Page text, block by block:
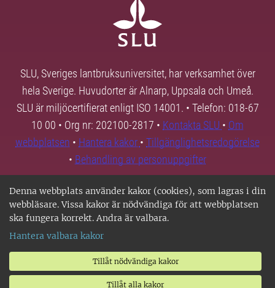
Denna webbplats använder kakor (cookies), som lagras i din
webbläsare. Vissa kakor är nödvändiga för att webbplatsen
ska fungera korrekt. Andra är valbara.
Hantera valbara kakor
Tillåt nödvändiga kakor
Tillåt alla kakor
SLU, Sveriges lantbruksuniversitet, har verksamhet över
hela Sverige. Huvudorter är Alnarp, Uppsala och Umeå.
SLU är miljöcertifierat enligt ISO 14001. • Telefon: 018-67
10 00 • Org nr: 202100-2817 • Kontakta SLU • Om
webbplatsen • Hantera kakor • Tillgänglighetsredogörelse
• Behandling av personuppgifter